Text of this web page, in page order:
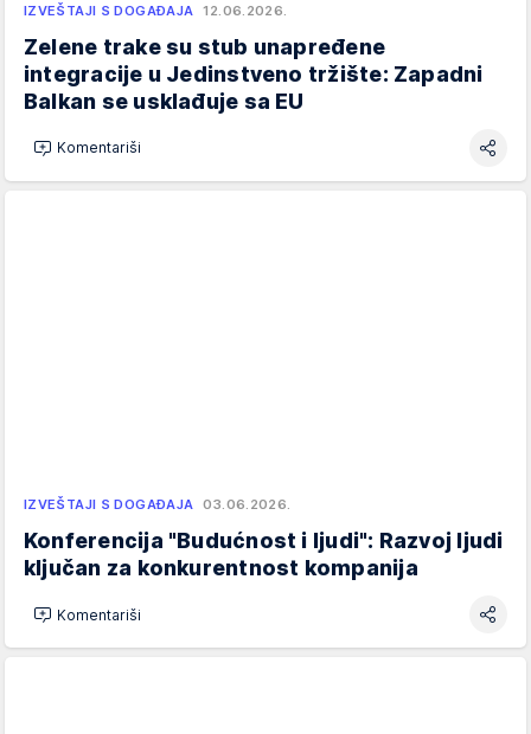
IZVEŠTAJI S DOGAĐAJA 12.06.2026.
Zelene trake su stub unapređene
integracije u Jedinstveno tržište: Zapadni
Balkan se usklađuje sa EU
Komentariši
IZVEŠTAJI S DOGAĐAJA 03.06.2026.
Konferencija "Budućnost i ljudi": Razvoj ljudi
ključan za konkurentnost kompanija
Komentariši